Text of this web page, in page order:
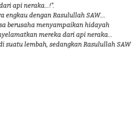
api neraka...!".
dengan Rasulullah SAW....
berusaha menyampaikan hidayah
mereka dari api neraka...
suatu lembah, sedangkan Rasulullah SAW